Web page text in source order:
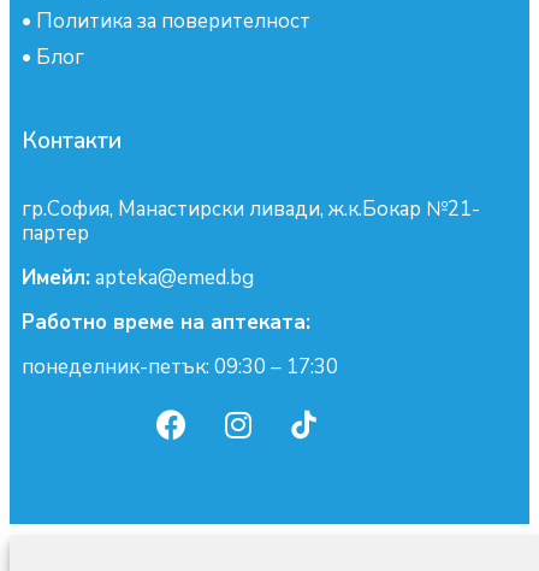
• Политика за поверителност
• Блог
Контакти
гр.София, Манастирски ливади, ж.к.Бокар №21-
партер
Имейл:apteka@emed.bg
Работно време на аптеката:
понеделник-петък: 09:30 – 17:30